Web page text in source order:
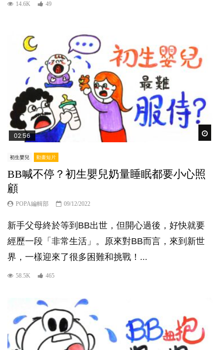
14.6K 49
02:56
初生嬰兒 動畫短片
BB喊不停？初生嬰兒奶量睡眠都要小心照
顧
POPA編輯部 09/12/2022
新手父母終於等到BB出世，但開心過後，好快就要
經歷一段「非常生活」。原來對BB而言，來到新世
界，一樣迎來了很多困難和挑戰！...
58.5K 465